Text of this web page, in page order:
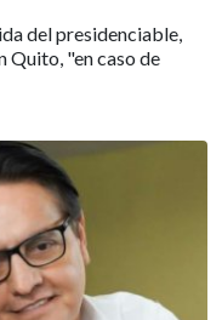
del presidenciable,
Quito, "en caso de